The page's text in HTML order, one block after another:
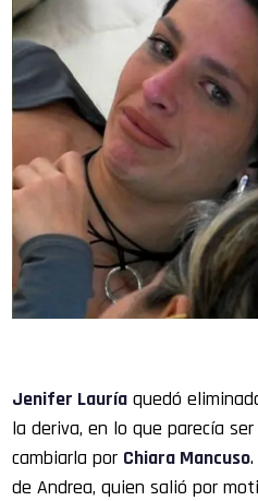
Jenifer Lauría quedó
la deriva, en lo que parecía
cambiarla por Chiara Mancuso
de Andrea, quien salió por